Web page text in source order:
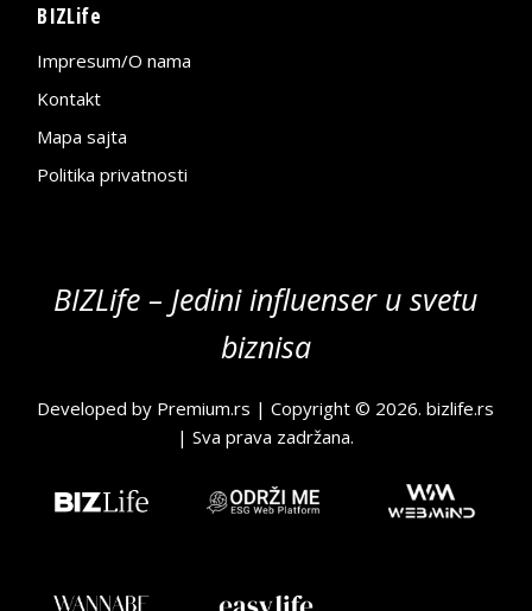
BIZLife
Impresum/O nama
Kontakt
Mapa sajta
Politika privatnosti
BIZLife – Jedini influenser u svetu
biznisa
Developed by Premium.rs | Copyright © 2026.bizlife.rs
| Sva prava zadržana.